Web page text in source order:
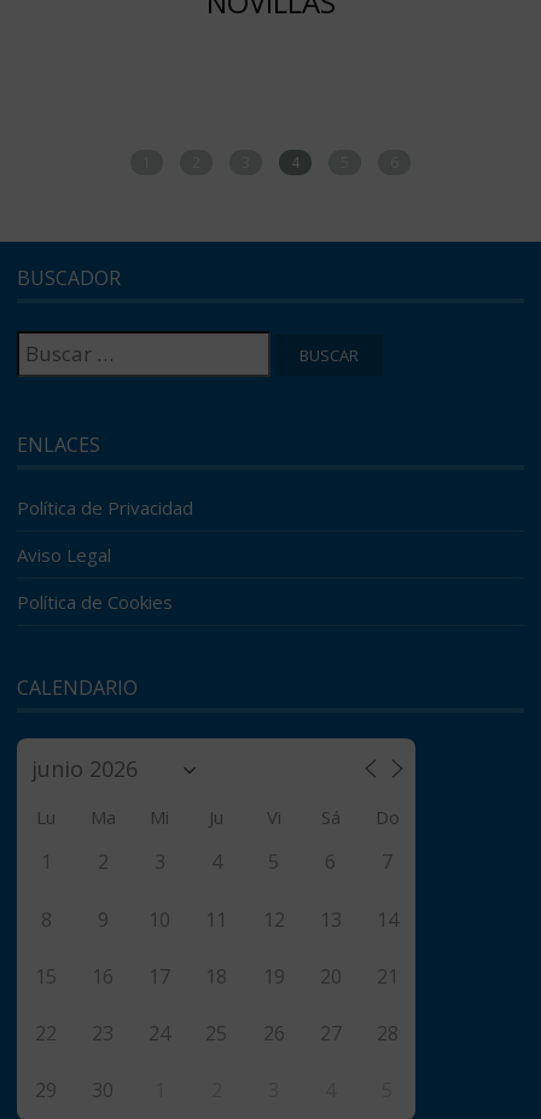
4
BUSCADOR
Buscar:
ENLACES
Política de Privacidad
Aviso Legal
Política de Cookies
CALENDARIO
Lu Ma Mi Ju Vi Sá Do
1 2 3 4 5 6 7
8 9 10 11 12 13 14
15 16 17 18 19 20 21
22 23 24 25 26 27 28
29 30